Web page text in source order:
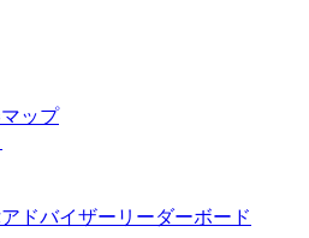
ップ
ドバイザーリーダーボード